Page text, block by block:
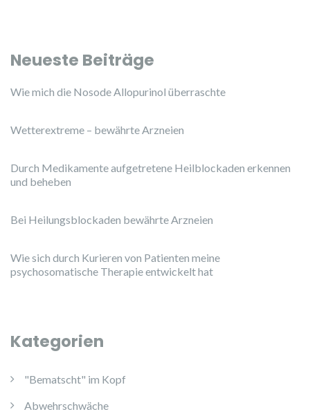
Neueste Beiträge
Wie mich die Nosode Allopurinol überraschte
Wetterextreme – bewährte Arzneien
Durch Medikamente aufgetretene Heilblockaden erkennen
und beheben
Bei Heilungsblockaden bewährte Arzneien
Wie sich durch Kurieren von Patienten meine
psychosomatische Therapie entwickelt hat
Kategorien
"Bematscht" im Kopf
Abwehrschwäche